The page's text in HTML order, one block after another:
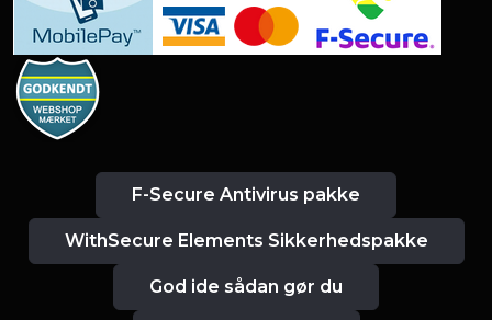
F-Secure Antivirus pakke
WithSecure Elements Sikkerhedspakke
God ide sådan gør du